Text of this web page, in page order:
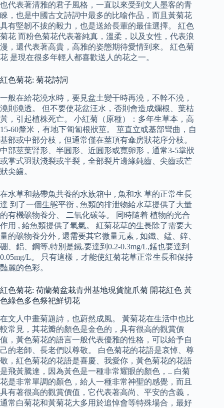
也代表著清雅的君子風格，一直以來受到文人墨客的青
睞，也是中國古文詩詞中最多的比喻作品，而且黃菊花
具有堅韌不拔的毅力，也是送給長輩的最佳選擇。 紅色
菊花 而粉色菊花代表著純真，溫柔，以及女性，代表浪
漫，還代表著高貴，高雅的姿態期待愛情到來。 紅色菊
花 是現在很多年輕人都喜歡送人的花之一。
紅色菊花: 菊花詩詞
一般在給花澆水時，要見盆土變干時再澆，不幹不澆，
澆則澆透。 但不要使花盆汪水，否則會造成爛根、葉枯
黃，引起植株死亡。 小紅菊（原種）：多年生草本，高
15-60釐米，有地下匍匐根狀莖。 莖直立或基部彎曲，自
基部或中部分枝，但通常僅在莖頂有傘房狀花序分枝。
中部莖葉腎形、半圓形、近圓形或寬卵形，通常3-5掌狀
或掌式羽狀淺裂或半裂，全部裂片邊緣鈍齒、尖齒或芒
狀尖齒。
在水草和熱帶魚共養的水族箱中 , 魚和水 草的正常生長
達 到了一個生態平衡 , 魚類的排泄物給水草提供了大量
的有機礦物養分、 二氧化碳等。 同時隨着 植物的光合
作用 , 給魚類提供了氧氣。 紅菊花草的生長除了需要大
量的礦物養分外 , 還需要其它微量元素 , 如鐵、錳、鋅、
硼、鋁、鋼等,特別是鐵,要達到0.2-0.3mg/L,錳也要達到
0.05mg/L。 只有這樣，才能使紅菊花草正常生長和保持
豔麗的色彩。
紅色菊花: 荷蘭菊盆栽青州基地現貨龍爪菊 開花紅色 黃
色綠色多色祭祀鮮切花
在文人中畫菊題詩，也蔚然成風。 黃菊花在生活中也比
較常見，其花瓣的顏色是金色的，具有很高的觀賞價
值，黃色菊花的語言一般代表優雅的性格，可以給予自
己的老師、長老們以尊敬。 白色菊花的花語是哀悼、尊
敬，紅色菊花的花語是喜慶、我愛你，黃色菊花的花語
是飛黃騰達，因為黃色是一種非常耀眼的顏色，.. 白菊
花是非常單調的顏色，給人一種非常神聖的感覺，而且
具有著很高的觀賞價值，它代表著高尚、平安的含義，
通常白菊花和黃菊花大多用於追悼會等特殊場合，最好